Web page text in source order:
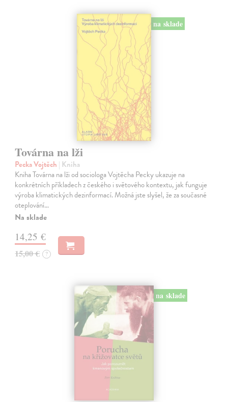
na sklade
Továrna na lži
Pecka Vojtěch | Kniha
Kniha Továrna na lži od sociologa Vojtěcha Pecky ukazuje na
konkrétních příkladech z českého i světového kontextu, jak funguje
výroba klimatických dezinformací. Možná jste slyšel, že za současné
oteplování…
Na sklade
14,25 €
15,00 € ?
na sklade